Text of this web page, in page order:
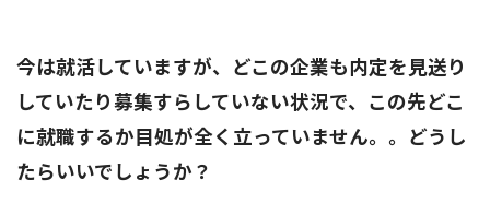
今は就活していますが、どこの企業も内定を見送り
していたり募集すらしていない状況で、この先どこ
に就職するか目処が全く立っていません。。どうし
たらいいでしょうか？